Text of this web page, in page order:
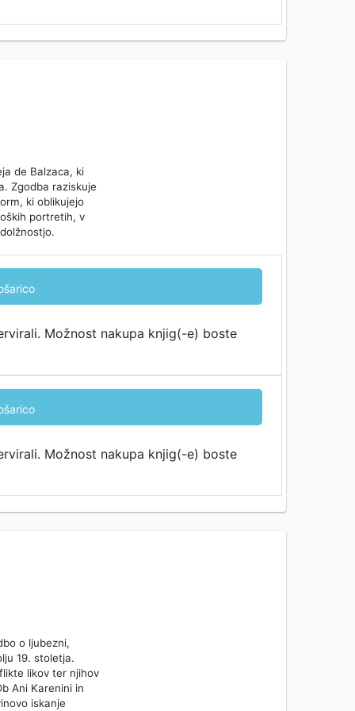
de Balzaca, ki
Zgodba raziskuje
ki oblikujejo
portretih, v
Možnost nakupa knjig(-e) boste
Možnost nakupa knjig(-e) boste
o ljubezni,
19. stoletja.
likov ter njihov
Ani Karenini in
iskanje